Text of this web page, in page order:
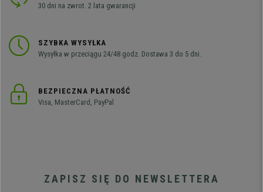
30 dni na zwrot. 2 lata gwarancji
SZYBKA WYSYŁKA
Wysyłka w przeciągu 24/48 godz. Dostawa 3 do 5 dni.
BEZPIECZNA PŁATNOŚĆ
Visa, MasterCard, PayPal
ZAPISZ SIĘ DO NEWSLETTERA